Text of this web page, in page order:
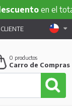
en el total de tu
0 productos
Carro de Compras